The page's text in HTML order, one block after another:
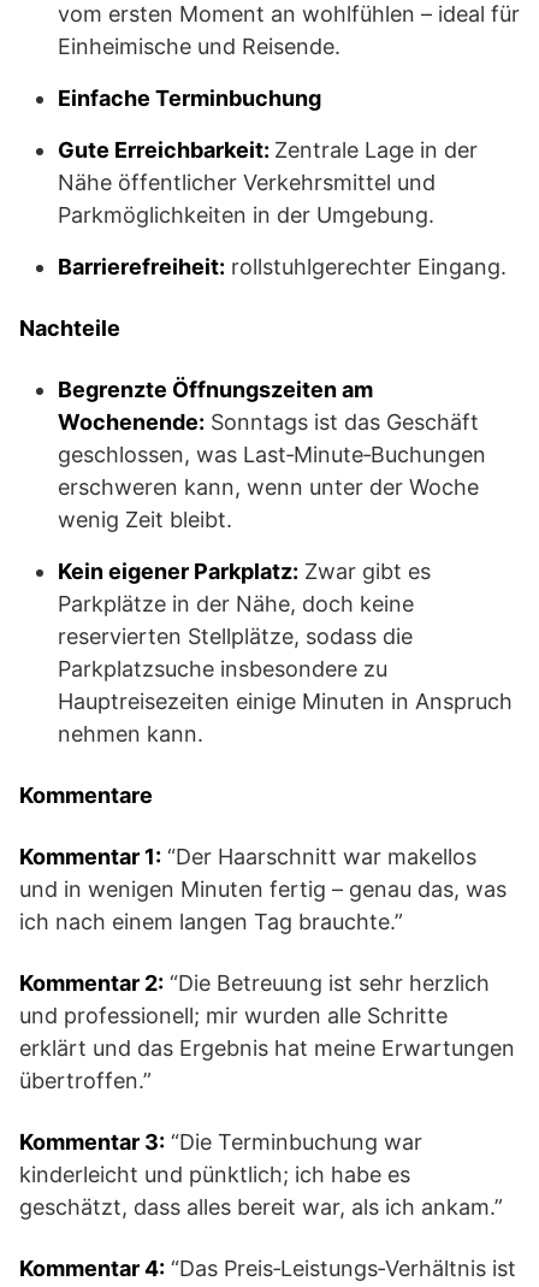
vom ersten Moment an wohlfühlen – ideal für
Einheimische und Reisende.
Einfache Terminbuchung
Gute Erreichbarkeit: Zentrale Lage in der
Nähe öffentlicher Verkehrsmittel und
Parkmöglichkeiten in der Umgebung.
Barrierefreiheit: rollstuhlgerechter Eingang.
Nachteile
Begrenzte Öffnungszeiten am
Wochenende: Sonntags ist das Geschäft
geschlossen, was Last‑Minute‑Buchungen
erschweren kann, wenn unter der Woche
wenig Zeit bleibt.
Kein eigener Parkplatz: Zwar gibt es
Parkplätze in der Nähe, doch keine
reservierten Stellplätze, sodass die
Parkplatzsuche insbesondere zu
Hauptreisezeiten einige Minuten in Anspruch
nehmen kann.
Kommentare
Kommentar 1: “Der Haarschnitt war makellos
und in wenigen Minuten fertig – genau das, was
ich nach einem langen Tag brauchte.”
Kommentar 2: “Die Betreuung ist sehr herzlich
und professionell; mir wurden alle Schritte
erklärt und das Ergebnis hat meine Erwartungen
übertroffen.”
Kommentar 3: “Die Terminbuchung war
kinderleicht und pünktlich; ich habe es
geschätzt, dass alles bereit war, als ich ankam.”
Kommentar 4: “Das Preis‑Leistungs‑Verhältnis ist